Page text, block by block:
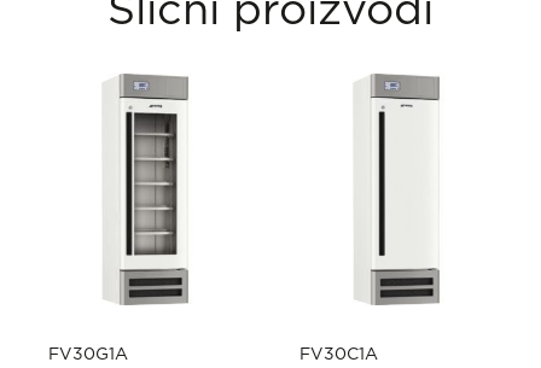
FV30G1A FV30C1A